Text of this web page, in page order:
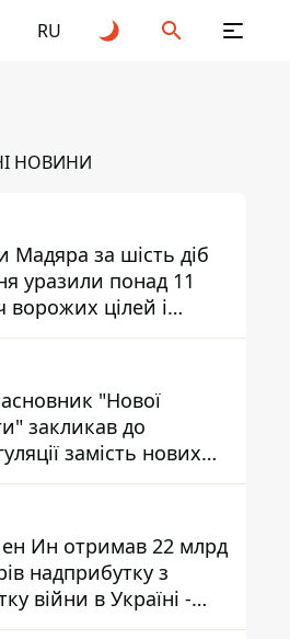
RU
НОВИНИ
Мадяра за шість діб
уразили понад 11
ворожих цілей і
близько двох
"Нової
закликав до
замість нових
- Гетманцев проти
Ин отримав 22 млрд
надприбутку з
війни в Україні -